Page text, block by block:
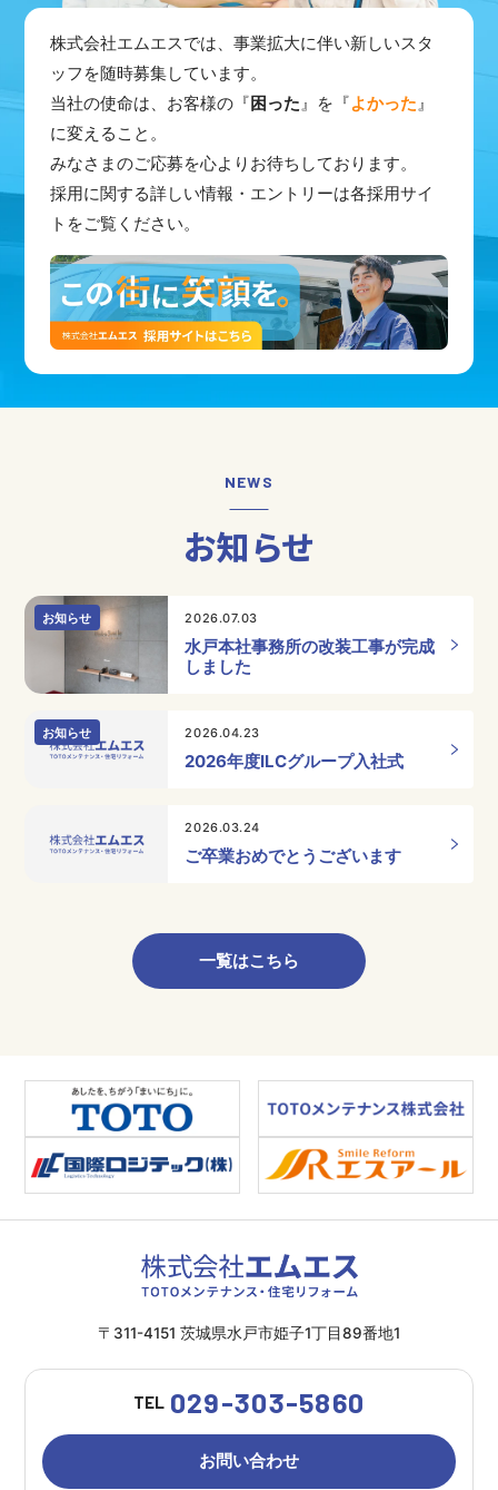
株式会社エムエスでは、事業拡大に伴い新しいスタ
ッフを随時募集しています。
当社の使命は、お客様の『 困った』を『よかった』
に変えること。
みなさまのご応募を心よりお待ちしております。
採用に関する詳しい情報・エントリーは各採用サイ
トをご覧ください。
NEWS
お知らせ
お知らせ 2026.07.03
水戸本社事務所の改装工事が完成
しました
お知らせ 2026.04.23
2026年度ILCグループ入社式
2026.03.24
ご卒業おめでとうございます
一覧はこちら
〒311-4151 茨城県水戸市姫子1丁目89番地1
TEL 029-303-5860
お問い合わせ